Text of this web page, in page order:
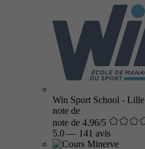
Win Sport School - Lille
note de
note de 4.96/5
5.0 — 141 avis